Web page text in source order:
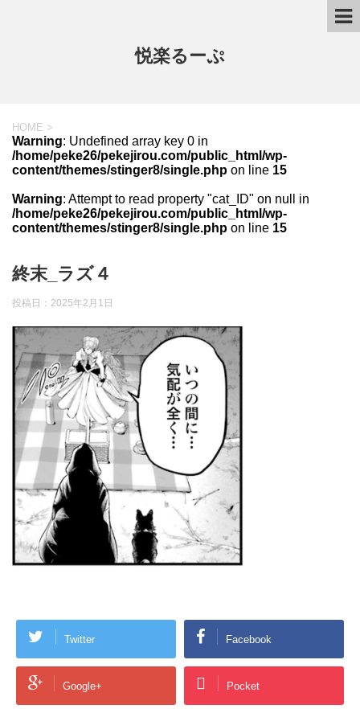
悦楽るーぷ
HOME >
Warning: Undefined array key 0 in
/home/peke26/pekejirou.com/public_html/wp-
content/themes/stinger8/single.php on line 15
Warning: Attempt to read property "cat_ID" on null in
/home/peke26/pekejirou.com/public_html/wp-
content/themes/stinger8/single.php on line 15
終末_ラズ４
投稿日： 2025年2月1日
Twitter Facebook
Google+ Pocket